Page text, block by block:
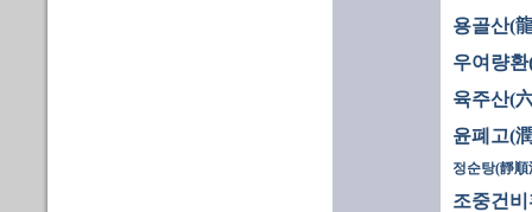
용골산(
우여량
육주산(
윤폐고(
정순탕(靜順
조중건